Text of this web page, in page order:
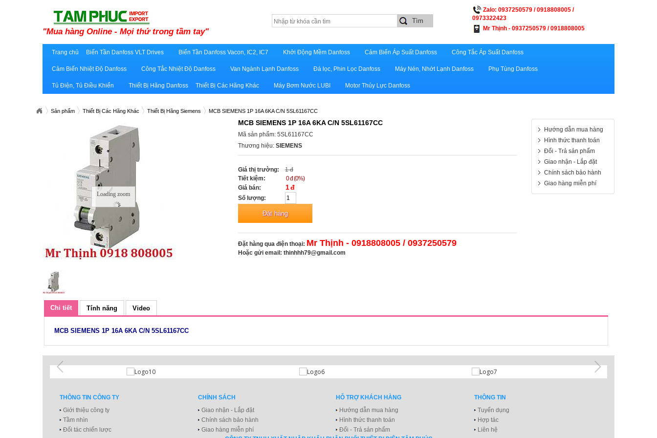
"Mua hàng Online - Mọi thứ trong tầm tay"
Zalo: 0937250579 / 0918808005 /
0973322423
Mr Thịnh - 0937250579 / 0918808005
Trang chủ Biến Tần Danfoss VLT Drives Biến Tần Danfoss Vacon, IC2, IC7 Khởi Động Mềm Danfoss Cảm Biến Áp Suất Danfoss Công Tắc Áp Suất Danfoss
Cảm Biến Nhiệt Độ Danfoss Công Tắc Nhiệt Độ Danfoss Van Ngành Lạnh Danfoss Đá lọc, Phin Lọc Danfoss Máy Nén, Nhớt Lạnh Danfoss Phụ Tùng Danfoss
Tủ Điện, Tủ Điều Khiển Thiết Bị Hãng Danfoss Thiết Bị Các Hãng Khác Máy Bơm Nước LUBI Motor Thủy Lực Danfoss
Sản phẩm Thiết Bị Các Hãng Khác Thiết Bị Hãng Siemens MCB SIEMENS 1P 16A 6KA C/N 5SL61167CC
Loading zoom
MCB SIEMENS 1P 16A 6KA C/N 5SL61167CC
Mã sản phẩm: 5SL61167CC
Thương hiệu: SIEMENS
Giá thị trường:
1 đ
Tiết kiệm:
0 đ (0%)
Giá bán:
1 đ
Số lượng:
Đặt hàng qua điện thoại: Mr Thịnh - 0918808005 / 0937250579
Hoặc gửi email: thinhhh79@gmail.com
Hướng dẫn mua hàng
Hình thức thanh toán
Đổi - Trả sản phẩm
Giao nhận - Lắp đặt
Chính sách bảo hành
Giao hàng miễn phí
Chi tiết Tính năng Video
MCB SIEMENS 1P 16A 6KA C/N 5SL61167CC
THÔNG TIN CÔNG TY
Giới thiệu công ty
Tầm nhìn
Đối tác chiến lược
CHÍNH SÁCH
Giao nhận - Lắp đặt
Chính sách bảo hành
Giao hàng miễn phí
HỖ TRỢ KHÁCH HÀNG
Hướng dẫn mua hàng
Hình thức thanh toán
Đổi - Trả sản phẩm
THÔNG TIN
Tuyển dụng
Hợp tác
Liên hệ